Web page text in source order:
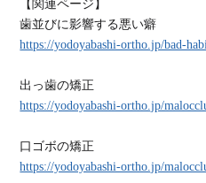
【関連ページ】
歯並びに影響する悪い癖
https://yodoyabashi-ortho.jp/bad-
出っ歯の矯正
https://yodoyabashi-ortho.jp/
口ゴボの矯正
https://yodoyabashi-ortho.jp/